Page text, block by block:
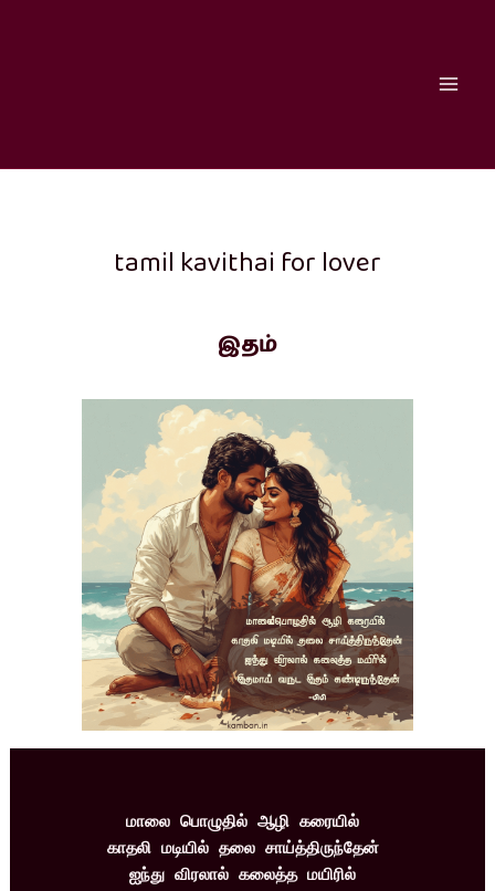
tamil kavithai for lover
இதம்
மாலை பொழுதில் ஆழி கரையில்
காதலி மடியில் தலை சாய்த்திருந்தேன்
ஐந்து விரலால் கலைத்த மயிரில்